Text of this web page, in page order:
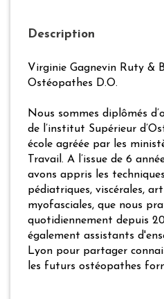
Description
Virginie Gagnevin Ruty &
Ostéopathes D.O.
Nous sommes diplômés
de l’institut Supérieur
école agréée par les
Travail. A l’issue de 6
avons appris les
pédiatriques, viscérales,
myofasciales, que nous
quotidiennement depuis
également assistants
Lyon pour partager
les futurs ostéopathes